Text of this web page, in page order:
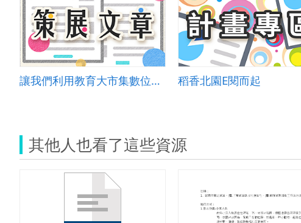
讓我們利用教育大市集數位資源探索跳繩花式動作 稻香北園E閱而起
其他人也看了這些資源